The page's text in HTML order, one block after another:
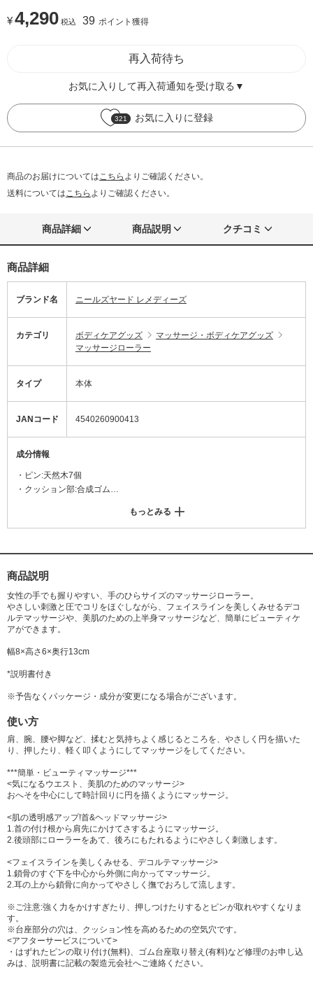
¥4,290 税込 39 ポイント獲得
再入荷待ち
お気に入りして再入荷通知を受け取る▼
321 お気に入りに登録
商品のお届けについては こちら よりご確認ください。
送料については こちら よりご確認ください。
商品詳細 商品説明 クチコミ
商品詳細
ブランド名 ニールズヤード レメディーズ
カテゴリ ボディケアグッズ
マッサージ・ボディケアグッズ
マッサージローラー
タイプ 本体
JANコード 4540260900413
成分情報
・ピン:天然木7個
・クッション部:合成ゴム
もっとみる
商品説明
女性の手でも握りやすい、手のひらサイズのマッサージローラー。
やさしい刺激と圧でコリをほぐしながら、フェイスラインを美しくみせるデコ
ルテマッサージや、美肌のための上半身マッサージなど、簡単にビューティケ
アができます。
幅8×高さ6×奥行13cm
*説明書付き
※予告なくパッケージ・成分が変更になる場合がございます。
使い方
肩、腕、腰や脚など、揉むと気持ちよく感じるところを、やさしく円を描いた
り、押したり、軽く叩くようにしてマッサージをしてください。
***簡単・ビューティマッサージ***
<気になるウエスト、美肌のためのマッサージ>
おへそを中心にして時計回りに円を描くようにマッサージ。
<肌の透明感アップ!首&ヘッドマッサージ>
1.首の付け根から肩先にかけてさするようにマッサージ。
2.後頭部にローラーをあて、後ろにもたれるようにやさしく刺激します。
<フェイスラインを美しくみせる、デコルテマッサージ>
1.鎖骨のすぐ下を中心から外側に向かってマッサージ。
2.耳の上から鎖骨に向かってやさしく撫でおろして流します。
※ご注意:強く力をかけすぎたり、押しつけたりするとピンが取れやすくなりま
す。
※台座部分の穴は、クッション性を高めるための空気穴です。
<アフターサービスについて>
・はずれたピンの取り付け(無料)、ゴム台座取り替え(有料)など修理のお申し込
みは、説明書に記載の製造元会社へご連絡ください。